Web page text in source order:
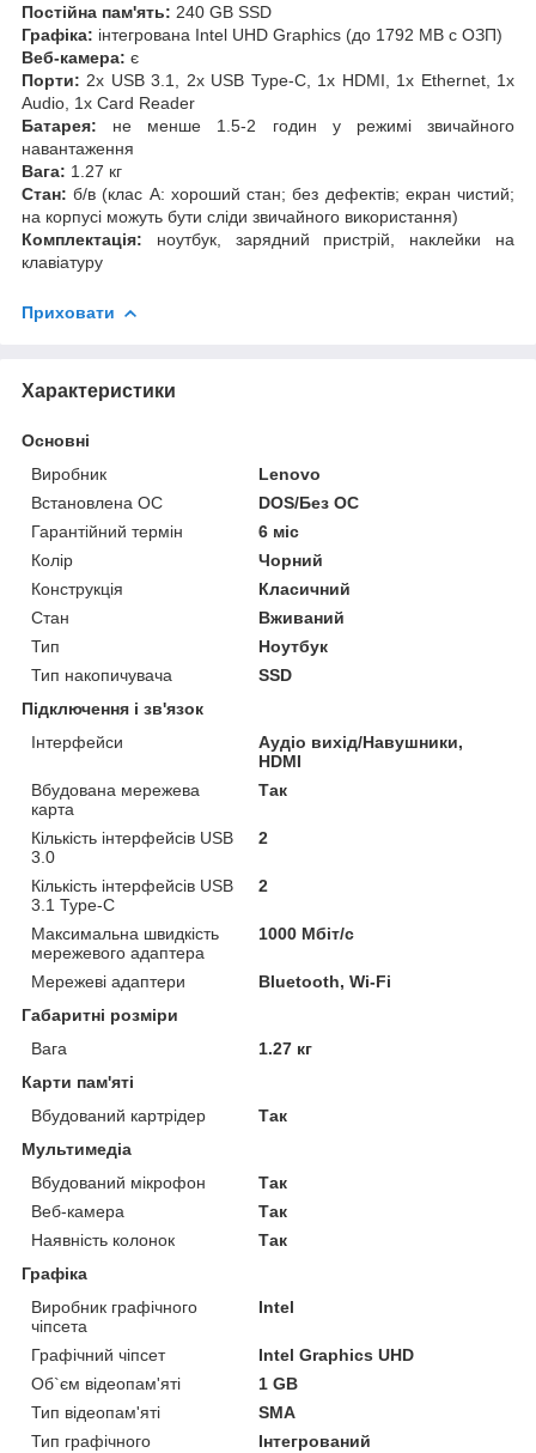
Постійна пам'ять: 240 GB SSD
Графіка: інтегрована Intel UHD Graphics (до 1792 MB с ОЗП)
Веб-камера: є
Порти: 2x USB 3.1, 2x USB Type-C, 1x HDMI, 1x Ethernet, 1x
Audio, 1x Card Reader
Батарея: не менше 1.5-2 годин у режимі звичайного
навантаження
Вага: 1.27 кг
Стан: б/в (клас А: хороший стан; без дефектів; екран чистий;
на корпусі можуть бути сліди звичайного використання)
Комплектація: ноутбук, зарядний пристрій, наклейки на
клавіатуру
Приховати
Характеристики
Основні
Виробник
Lenovo
Встановлена ОС
DOS/Без ОС
Гарантійний термін
6 міс
Колір
Чорний
Конструкція
Класичний
Стан
Вживаний
Тип
Ноутбук
Тип накопичувача
SSD
Підключення і зв'язок
Інтерфейси
Аудіо вихід/Навушники,
HDMI
Вбудована мережева
карта
Так
Кількість інтерфейсів USB
3.0
2
Кількість інтерфейсів USB
3.1 Type-C
2
Максимальна швидкість
мережевого адаптера
1000 Мбіт/с
Мережеві адаптери
Bluetooth, Wi-Fi
Габаритні розміри
Вага
1.27 кг
Карти пам'яті
Вбудований картрідер
Так
Мультимедіа
Вбудований мікрофон
Так
Веб-камера
Так
Наявність колонок
Так
Графіка
Виробник графічного
чіпсета
Intel
Графічний чіпсет
Intel Graphics UHD
Об`єм відеопам'яті
1 GB
Тип відеопам'яті
SMA
Тип графічного
Інтегрований